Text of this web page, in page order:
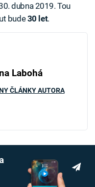
dubna 2019. Tou
bude30 let.
Labohá
ČLÁNKY AUTORA